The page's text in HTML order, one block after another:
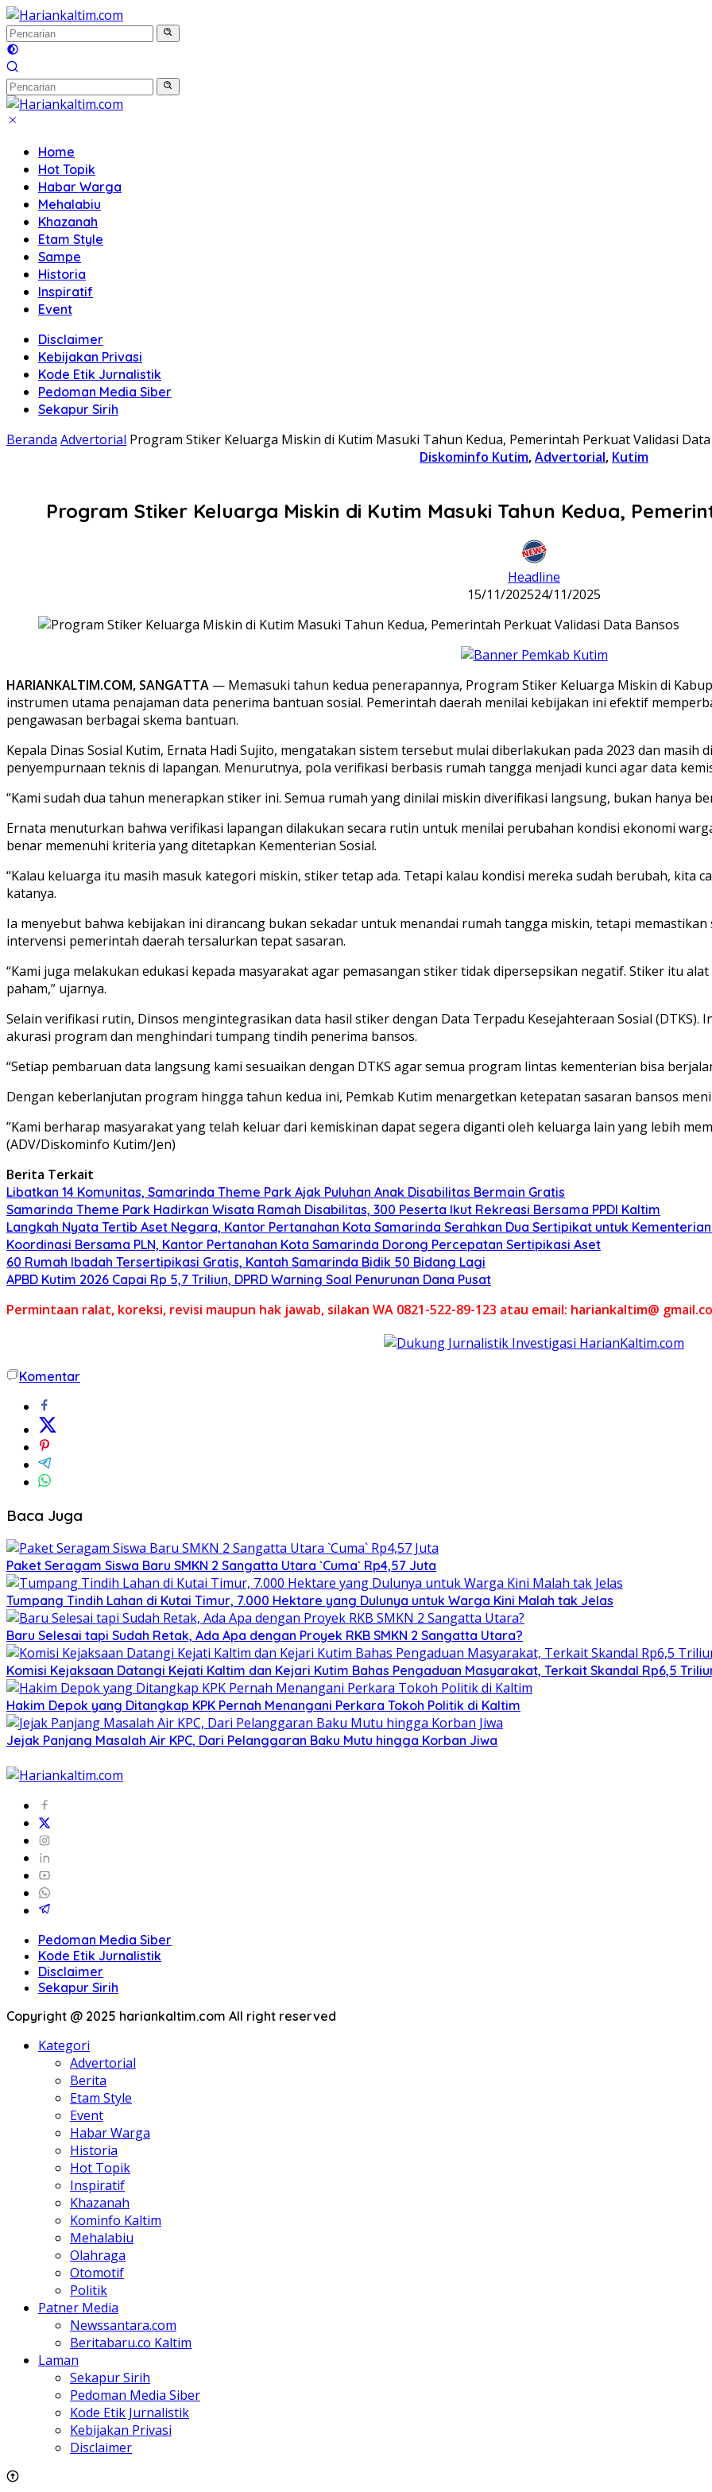
Langsung
ke
konten
Home
Hot Topik
Habar Warga
Mehalabiu
Khazanah
Etam Style
Sampe
Historia
Inspiratif
Event
Disclaimer
Kebijakan Privasi
Kode Etik Jurnalistik
Pedoman Media Siber
Sekapur Sirih
Beranda Advertorial Program Stiker Keluarga Miskin di Kutim Masuki Tahun Kedua, Pemerintah Perkuat Validasi
Diskominfo Kutim,Advertorial, Kutim
Program Stiker Keluarga Miskin di Kutim Masuki Tahun Kedua,
Headline
15/11/202524/11/2025
HARIANKALTIM.COM, SANGATTA — Memasuki tahun kedua penerapannya, Program Stiker Keluarga Miskin di
instrumen utama penajaman data penerima bantuan sosial. Pemerintah daerah menilai kebijakan ini efektif
pengawasan berbagai skema bantuan.
Kepala Dinas Sosial Kutim, Ernata Hadi Sujito, mengatakan sistem tersebut mulai diberlakukan pada 2023 dan
penyempurnaan teknis di lapangan. Menurutnya, pola verifikasi berbasis rumah tangga menjadi kunci agar data
“Kami sudah dua tahun menerapkan stiker ini. Semua rumah yang dinilai miskin diverifikasi langsung, bukan hanya
Ernata menuturkan bahwa verifikasi lapangan dilakukan secara rutin untuk menilai perubahan kondisi ekonomi
benar memenuhi kriteria yang ditetapkan Kementerian Sosial.
“Kalau keluarga itu masih masuk kategori miskin, stiker tetap ada. Tetapi kalau kondisi mereka sudah berubah, kita
katanya.
Ia menyebut bahwa kebijakan ini dirancang bukan sekadar untuk menandai rumah tangga miskin, tetapi
intervensi pemerintah daerah tersalurkan tepat sasaran.
“Kami juga melakukan edukasi kepada masyarakat agar pemasangan stiker tidak dipersepsikan negatif. Stiker itu
paham,” ujarnya.
Selain verifikasi rutin, Dinsos mengintegrasikan data hasil stiker dengan Data Terpadu Kesejahteraan Sosial
akurasi program dan menghindari tumpang tindih penerima bansos.
“Setiap pembaruan data langsung kami sesuaikan dengan DTKS agar semua program lintas kementerian bisa
Dengan keberlanjutan program hingga tahun kedua ini, Pemkab Kutim menargetkan ketepatan sasaran bansos
”Kami berharap masyarakat yang telah keluar dari kemiskinan dapat segera diganti oleh keluarga lain yang lebih
(ADV/Diskominfo Kutim/Jen)
Berita Terkait
Libatkan 14 Komunitas, Samarinda Theme Park Ajak Puluhan Anak Disabilitas Bermain Gratis
Samarinda Theme Park Hadirkan Wisata Ramah Disabilitas, 300 Peserta Ikut Rekreasi Bersama PPDI Kaltim
Langkah Nyata Tertib Aset Negara, Kantor Pertanahan Kota Samarinda Serahkan Dua Sertipikat untuk
Koordinasi Bersama PLN, Kantor Pertanahan Kota Samarinda Dorong Percepatan Sertipikasi Aset
60 Rumah Ibadah Tersertipikasi Gratis, Kantah Samarinda Bidik 50 Bidang Lagi
APBD Kutim 2026 Capai Rp 5,7 Triliun, DPRD Warning Soal Penurunan Dana Pusat
Permintaan ralat, koreksi, revisi maupun hak jawab, silakan WA 0821-522-89-123 atau email: hariankaltim@
Komentar
Baca Juga
Paket Seragam Siswa Baru SMKN 2 Sangatta Utara `Cuma` Rp4,57 Juta
Tumpang Tindih Lahan di Kutai Timur, 7.000 Hektare yang Dulunya untuk Warga Kini Malah tak Jelas
Baru Selesai tapi Sudah Retak, Ada Apa dengan Proyek RKB SMKN 2 Sangatta Utara?
Komisi Kejaksaan Datangi Kejati Kaltim dan Kejari Kutim Bahas Pengaduan Masyarakat, Terkait Skandal Rp6,5
Hakim Depok yang Ditangkap KPK Pernah Menangani Perkara Tokoh Politik di Kaltim
Jejak Panjang Masalah Air KPC, Dari Pelanggaran Baku Mutu hingga Korban Jiwa
Pedoman Media Siber
Kode Etik Jurnalistik
Disclaimer
Sekapur Sirih
Copyright @ 2025 hariankaltim.com All right reserved
Kategori
Advertorial
Berita
Etam Style
Event
Habar Warga
Historia
Hot Topik
Inspiratif
Khazanah
Kominfo Kaltim
Mehalabiu
Olahraga
Otomotif
Politik
Patner Media
Newssantara.com
Beritabaru.co Kaltim
Laman
Sekapur Sirih
Pedoman Media Siber
Kode Etik Jurnalistik
Kebijakan Privasi
Disclaimer